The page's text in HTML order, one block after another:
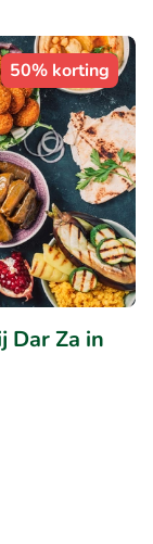
50% korting
Dar Za in